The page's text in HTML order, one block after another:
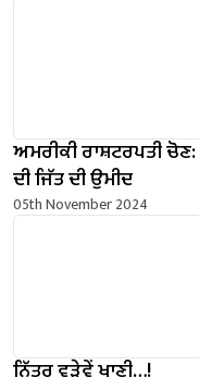
ਅਮਰੀਕੀ ਰਾਸ਼ਟਰਪਤੀ
ਦੀ ਜਿੱਤ ਦੀ ਉਮੀਦ
05th November 2024